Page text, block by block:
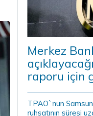
Merkez
raporu için
TPAO`nun
ruhsatının süresi